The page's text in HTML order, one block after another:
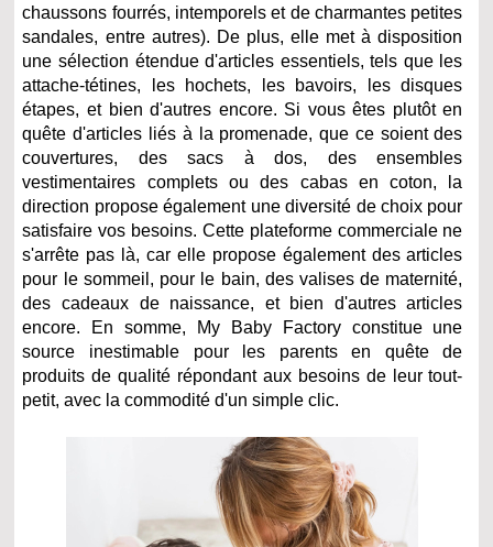
chaussons fourrés, intemporels et de charmantes petites
sandales, entre autres). De plus, elle met à disposition
une sélection étendue d'articles essentiels, tels que les
attache-tétines, les hochets, les bavoirs, les disques
étapes, et bien d'autres encore. Si vous êtes plutôt en
quête d'articles liés à la promenade, que ce soient des
couvertures, des sacs à dos, des ensembles
vestimentaires complets ou des cabas en coton, la
direction propose également une diversité de choix pour
satisfaire vos besoins. Cette plateforme commerciale ne
s'arrête pas là, car elle propose également des articles
pour le sommeil, pour le bain, des valises de maternité,
des cadeaux de naissance, et bien d'autres articles
encore. En somme, My Baby Factory constitue une
source inestimable pour les parents en quête de
produits de qualité répondant aux besoins de leur tout-
petit, avec la commodité d'un simple clic.